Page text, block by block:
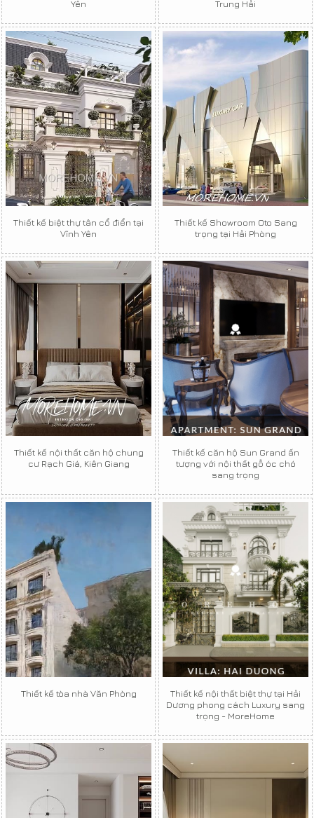
Yên
Trung Hải
Thiết kế biệt thự tân cổ điển tại
Vĩnh Yên
Thiết kế Showroom Oto Sang
trọng tại Hải Phòng
Thiết kế nội thất căn hộ chung
cư Rạch Giá, Kiên Giang
Thiết kế căn hộ Sun Grand ấn
tượng với nội thất gỗ óc chó
sang trọng
Thiết kế tòa nhà Văn Phòng
Thiết kế nội thất biệt thự tại Hải
Dương phong cách Luxury sang
trọng - MoreHome